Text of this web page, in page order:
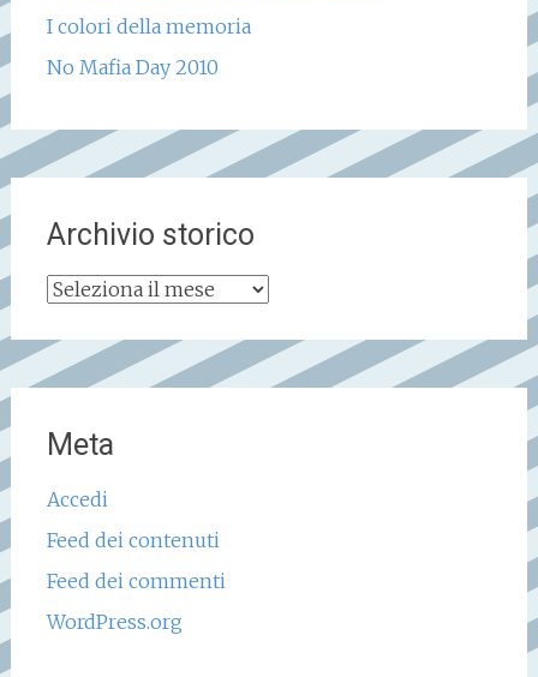
I colori della memoria
No Mafia Day 2010
Archivio storico
Archivio
Meta
Accedi
Feed dei contenuti
Feed dei commenti
WordPress.org